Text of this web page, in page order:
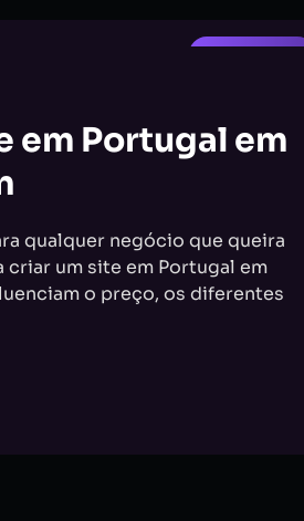
em Portugal em
qualquer negócio que queira
um site em Portugal em
o preço, os diferentes